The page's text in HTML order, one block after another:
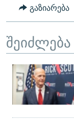
გაზიარება